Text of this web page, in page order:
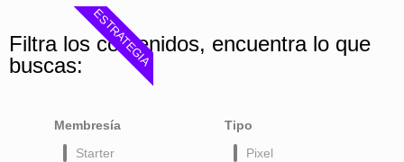
ESTRATEGIA
Filtra los contenidos, encuentra lo que
buscas:
Membresía
Starter
Tipo
Pixel